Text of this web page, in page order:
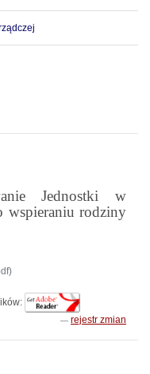
Jednostki w
wspieraniu rodziny
rejestr zmian